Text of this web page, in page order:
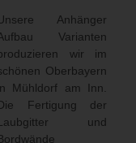
Anhänger
Varianten
wir im
Oberbayern
Mühldorf am Inn.
Fertigung der
und